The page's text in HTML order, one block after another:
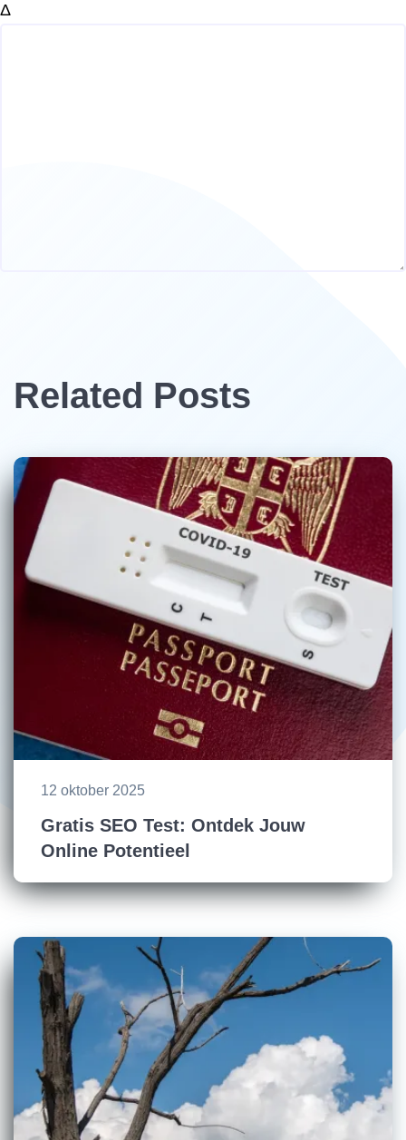
Δ
Related Posts
12 oktober 2025
Gratis SEO Test: Ontdek Jouw
Online Potentieel